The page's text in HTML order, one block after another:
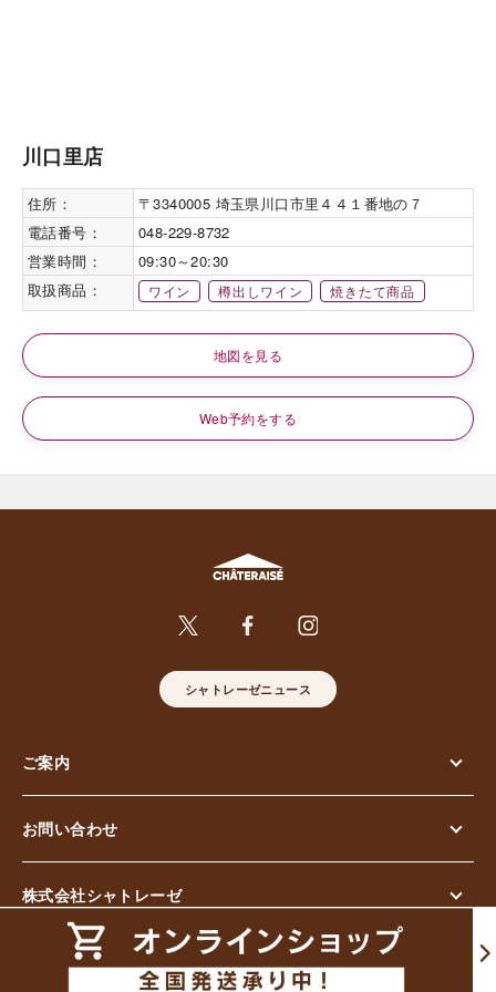
川口里店
住所：
〒3340005 埼玉県川口市里４４１番地の７
電話番号：
048-229-8732
営業時間：
09:30～20:30
取扱商品：
ワイン 樽出しワイン 焼きたて商品
地図を見る
Web予約をする
シャトレーゼニュース
ご案内
お問い合わせ
株式会社シャトレーゼ
© Chateraise Co.,Ltd. All Rights Reserved.